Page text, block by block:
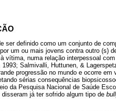
ser definido como um conjunto de
um ou mais jovens contra outro (s)
vítima, numa relação interpessoal
1993; Salmivalli, Huttunen, &
progressão no mundo e ocorre
sérias consequências
da Pesquisa Nacional de Saúde
já ter sofrido algum tipo de